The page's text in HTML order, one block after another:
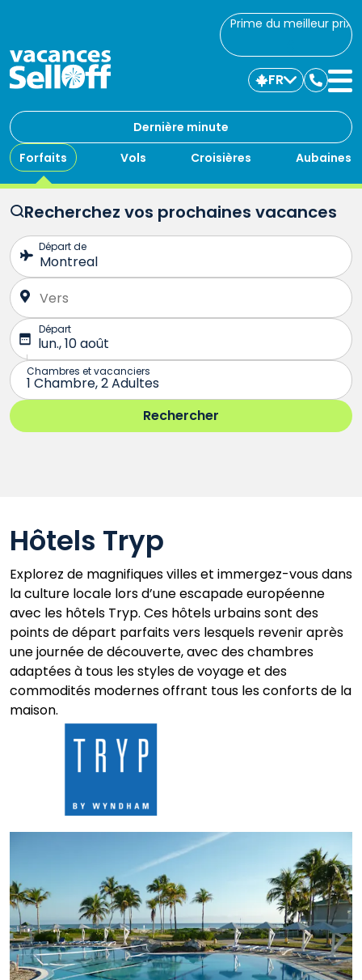
Prime du meilleur prix
Dernière minute
Forfaits
Vols Croisières Aubaines
FR
avec
Recherchez vos prochaines vacances
Hôtels Tryp
Explorez de magnifiques villes et immergez-vous dans
la culture locale lors d’une escapade européenne
avec les hôtels Tryp. Ces hôtels urbains sont des
points de départ parfaits vers lesquels revenir après
une journée de découverte, avec des chambres
adaptées à tous les styles de voyage et des
commodités modernes offrant tous les conforts de la
maison.